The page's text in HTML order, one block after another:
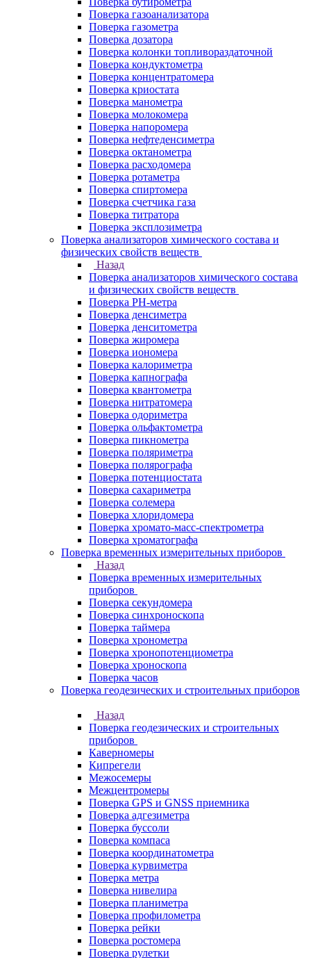
Поверка газоанализатора
Поверка газометра
Поверка дозатора
Поверка колонки топливораздаточной
Поверка кондуктометра
Поверка концентратомера
Поверка криостата
Поверка манометра
Поверка молокомера
Поверка напоромера
Поверка нефтеденсиметра
Поверка октанометра
Поверка расходомера
Поверка ротаметра
Поверка спиртомера
Поверка счетчика газа
Поверка титратора
Поверка эксплозиметра
Поверка анализаторов химического состава и
физических свойств веществ
Назад
Поверка анализаторов химического состава
и физических свойств веществ
Поверка PH-метра
Поверка денсиметра
Поверка денситометра
Поверка жиромера
Поверка иономера
Поверка калориметра
Поверка капнографа
Поверка квантометра
Поверка нитратомера
Поверка одориметра
Поверка ольфактометра
Поверка пикнометра
Поверка поляриметра
Поверка полярографа
Поверка потенциостата
Поверка сахариметра
Поверка солемера
Поверка хлоридомера
Поверка хромато-масс-спектрометра
Поверка хроматографа
Поверка временных измерительных приборов
Назад
Поверка временных измерительных
приборов
Поверка секундомера
Поверка синхроноскопа
Поверка таймера
Поверка хронометра
Поверка хронопотенциометра
Поверка хроноскопа
Поверка часов
Поверка геодезических и строительных приборов
Назад
Поверка геодезических и строительных
приборов
Каверномеры
Кипрегели
Межосемеры
Межцентромеры
Поверка GPS и GNSS приемника
Поверка адгезиметра
Поверка буссоли
Поверка компаса
Поверка координатометра
Поверка курвиметра
Поверка метра
Поверка нивелира
Поверка планиметра
Поверка профилометра
Поверка рейки
Поверка ростомера
Поверка рулетки